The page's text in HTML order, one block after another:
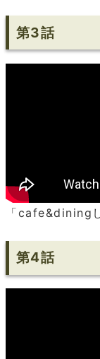
第3話
「cafe&dining
第4話